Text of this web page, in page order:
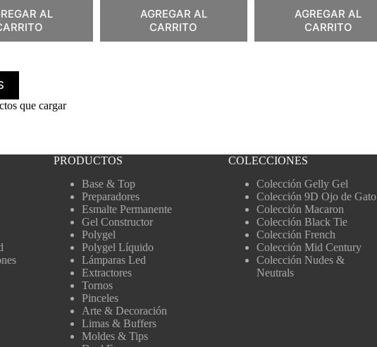
AL
AGREGAR AL
CARRITO
AGREGAR AL
CARRITO
que cargar
PRODUCTOS
Base & Top
Preparadores
Esmalte Permanente
Gel Constructor
Polygel
Polygel Líquido
Lámparas Led
Extractores
Tornos
Pinceles
Arte & Decoración
Limas & Buffers
Moldes & Tips
COLECCIONES
Colección Gelly Gel
Colección 9D Ojo de Gato
Colección Macaron
Colección Black Tie
Colección French
Colección Mid Century
Colección Nudes &
Neutrals